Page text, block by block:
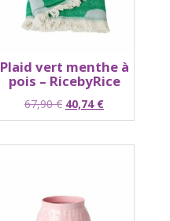
Plaid vert menthe à
pois – RicebyRice
67,90€ Le
prix
40,74 €Le
prix